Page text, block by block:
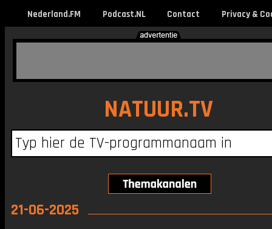
Nederland.FM Podcast.NL Contact Privacy &
NATUUR.TV
21-06-2025